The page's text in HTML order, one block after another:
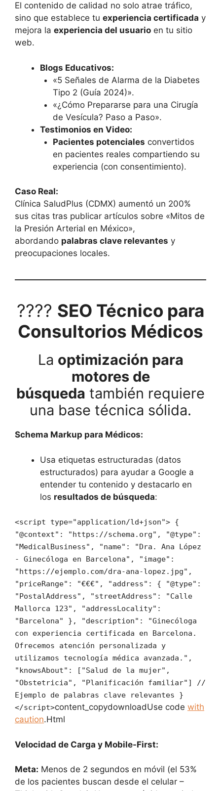
El contenido de calidad no solo atrae tráfico,
sino que establece tu experiencia certificada y
mejora la experiencia del usuario en tu sitio
web.
Blogs Educativos:
«5 Señales de Alarma de la Diabetes
Tipo 2 (Guía 2024)».
«¿Cómo Prepararse para una Cirugía
de Vesícula? Paso a Paso».
Testimonios en Video:
Pacientes potenciales convertidos
en pacientes reales compartiendo su
experiencia (con consentimiento).
Caso Real:
Clínica SaludPlus (CDMX) aumentó un 200%
sus citas tras publicar artículos sobre «Mitos de
la Presión Arterial en México»,
abordando palabras clave relevantes y
preocupaciones locales.
???? SEO Técnico para
Consultorios Médicos
La optimización para
motores de
búsqueda también requiere
una base técnica sólida.
Schema Markup para Médicos:
Usa etiquetas estructuradas (datos
estructurados) para ayudar a Google a
entender tu contenido y destacarlo en
los resultados de búsqueda:
<script type="application/ld+json"> {
"@context": "https://schema.org", "@type":
"MedicalBusiness", "name": "Dra. Ana López
- Ginecóloga en Barcelona", "image":
"https://ejemplo.com/dra-ana-lopez.jpg",
"priceRange": "€€€", "address": { "@type":
"PostalAddress", "streetAddress": "Calle
Mallorca 123", "addressLocality":
"Barcelona" }, "description": "Ginecóloga
con experiencia certificada en Barcelona.
Ofrecemos atención personalizada y
utilizamos tecnología médica avanzada.",
"knowsAbout": ["Salud de la mujer",
"Obstetricia", "Planificación familiar"] //
Ejemplo de palabras clave relevantes }
</script>content_copydownloadUse code with
caution.Html
Velocidad de Carga y Mobile-First:
Meta: Menos de 2 segundos en móvil (el 53%
de los pacientes buscan desde el celular –